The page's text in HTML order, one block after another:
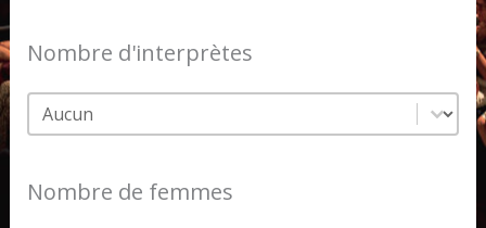
Nombre d'interprètes
Nombre d'interprètes
Nombre d'interprètes
Nombre de femmes